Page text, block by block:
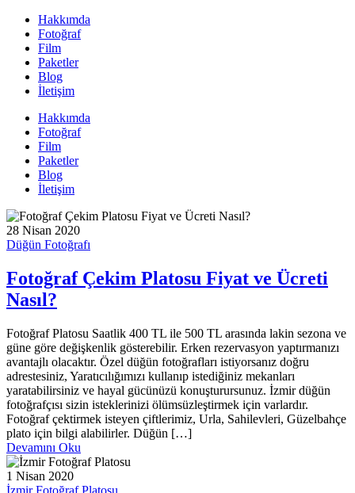
Hakkımda
Fotoğraf
Film
Paketler
Blog
İletişim
Hakkımda
Fotoğraf
Film
Paketler
Blog
İletişim
28 Nisan 2020
Düğün Fotoğrafı
Fotoğraf Çekim Platosu Fiyat ve Ücreti
Nasıl?
Fotoğraf Platosu Saatlik 400 TL ile 500 TL arasında lakin sezona ve
güne göre değişkenlik gösterebilir. Erken rezervasyon yaptırmanızı
avantajlı olacaktır. Özel düğün fotoğrafları istiyorsanız doğru
adrestesiniz, Yaratıcılığımızı kullanıp istediğiniz mekanları
yaratabilirsiniz ve hayal gücünüzü konuşturursunuz. İzmir düğün
fotoğrafçısı sizin isteklerinizi ölümsüzleştirmek için varlardır.
Fotoğraf çektirmek isteyen çiftlerimiz, Urla, Sahilevleri, Güzelbahçe
plato için bilgi alabilirler. Düğün […]
Devamını Oku
1 Nisan 2020
İzmir Fotoğraf Platosu